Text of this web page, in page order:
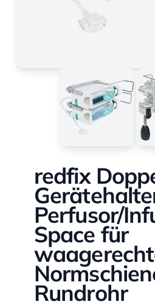
redfix
Perfusor/
Space für
Rundrohr